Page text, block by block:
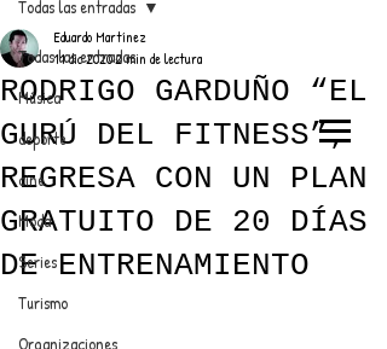
EL TRENDY TOP
CON EDDY MARTINEZ
Todas las entradas
Música
deporte
cine
Moda
Series
Turismo
Organizaciones
Todas las entradas
RODRIGO GARDUÑO “EL
GURÚ DEL FITNESS”,
REGRESA CON UN PLAN
GRATUITO DE 20 DÍAS
DE ENTRENAMIENTO
Eduardo Martínez
11 dic 20202 min de lectura